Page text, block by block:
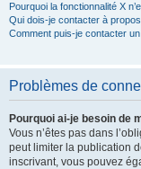
Pourquoi la fonctionnalité X
Qui dois-je contacter à
Comment puis-je contacter
Problèmes de
Pourquoi ai-je besoin de
Vous n’êtes pas dans
peut limiter la publication
inscrivant, vous pouvez